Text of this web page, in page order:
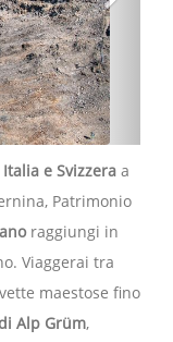
e Svizzera a
Patrimonio
raggiungi in
Viaggerai tra
maestose fino
Alp Grüm,